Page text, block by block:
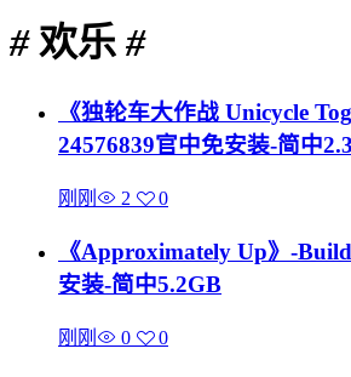
#欢乐 #
《独轮车大作战 Unicycle
24576839官中免安装-简中
刚刚 2 0
《Approximately Up》-
安装-简中5.2GB
刚刚 0 0